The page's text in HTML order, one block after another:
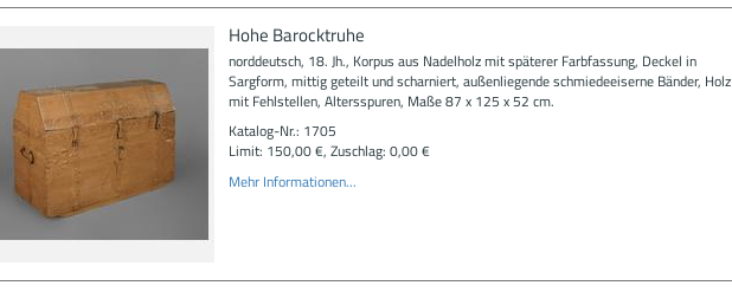
Hohe Barocktruhe
norddeutsch, 18. Jh., Korpus aus Nadelholz mit späterer Farbfassung, Deckel in
Sargform, mittig geteilt und scharniert, außenliegende schmiedeeiserne Bänder, Holz
mit Fehlstellen, Altersspuren, Maße 87 x 125 x 52 cm.
Katalog-Nr.: 1705
Limit: 150,00 €, Zuschlag: 0,00 €
Mehr Informationen...